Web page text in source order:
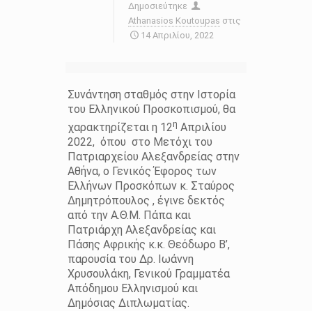
Δημοσιεύτηκε
Athanasios Koutoupas στις
14 Απριλίου, 2022
Συνάντηση σταθμός στην Ιστορία
του Ελληνικού Προσκοπισμού, θα
χαρακτηρίζεται η 12η Απριλίου
2022, όπου στο Μετόχι του
Πατριαρχείου Αλεξανδρείας στην
Αθήνα, ο Γενικός Έφορος των
Ελλήνων Προσκόπων κ. Σταύρος
Δημητρόπουλος , έγινε δεκτός
από την Α.Θ.Μ. Πάπα και
Πατριάρχη Αλεξανδρείας και
Πάσης Αφρικής κ.κ. Θεόδωρο Β’,
παρουσία του Δρ. Ιωάννη
Χρυσουλάκη, Γενικού Γραμματέα
Απόδημου Ελληνισμού και
Δημόσιας Διπλωματίας.